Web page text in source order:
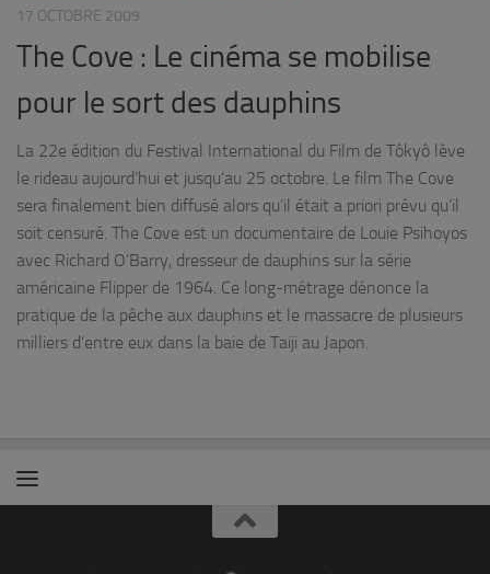
17 OCTOBRE 2009
The Cove : Le cinéma se mobilise
pour le sort des dauphins
La 22e édition du Festival International du Film de Tôkyô lève
le rideau aujourd’hui et jusqu’au 25 octobre. Le film The Cove
sera finalement bien diffusé alors qu’il était a priori prévu qu’il
soit censuré. The Cove est un documentaire de Louie Psihoyos
avec Richard O’Barry, dresseur de dauphins sur la série
américaine Flipper de 1964. Ce long-métrage dénonce la
pratique de la pêche aux dauphins et le massacre de plusieurs
milliers d’entre eux dans la baie de Taiji au Japon.